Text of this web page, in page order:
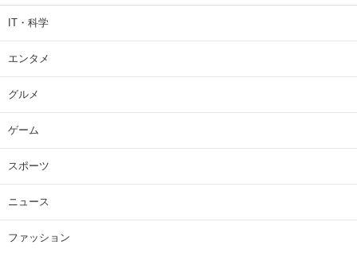
IT・科学
エンタメ
グルメ
ゲーム
スポーツ
ニュース
ファッション